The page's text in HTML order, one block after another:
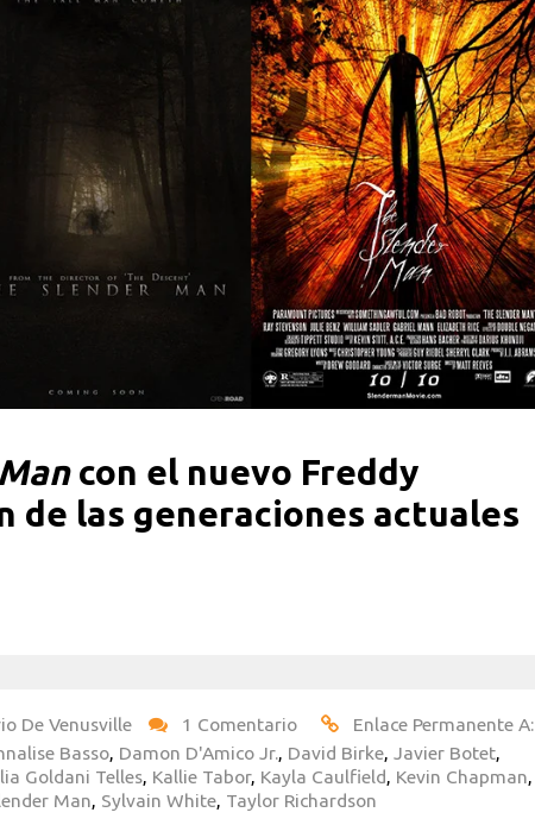
con el nuevo Freddy
de las generaciones actuales
De Venusville 1 Comentario
Enlace Permanente A:
Basso, Damon D'Amico Jr., David Birke, Javier Botet,
Goldani Telles, Kallie Tabor, Kayla Caulfield, Kevin Chapman,
Man, Sylvain White, Taylor Richardson